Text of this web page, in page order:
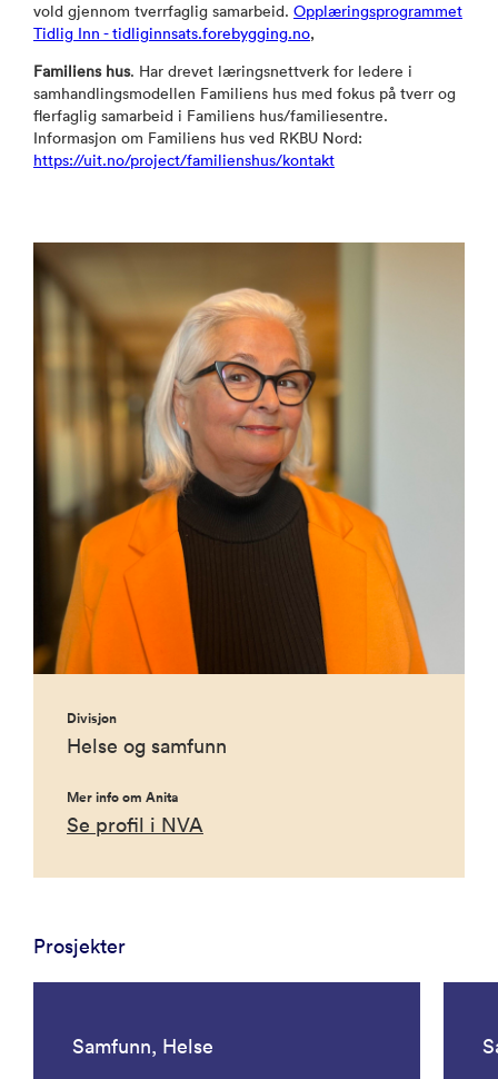
vold gjennom tverrfaglig samarbeid. Opplæringsprogrammet
Tidlig Inn - tidliginnsats.forebygging.no,
Familiens hus. Har drevet læringsnettverk for ledere i
samhandlingsmodellen Familiens hus med fokus på tverr og
flerfaglig samarbeid i Familiens hus/familiesentre.
Informasjon om Familiens hus ved RKBU Nord:
https://uit.no/project/familienshus/kontakt
Divisjon
Helse og samfunn
Mer info om Anita
Se profil i NVA
Prosjekter
Samfunn, Helse